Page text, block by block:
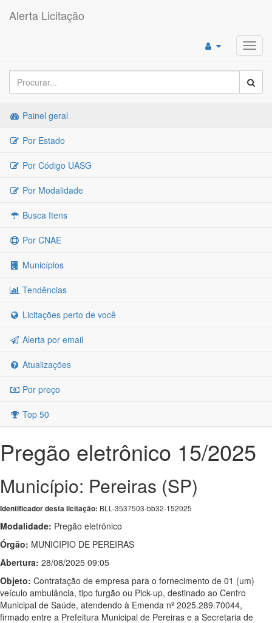
Alerta Licitação
Painel geral
Por Estado
Por Código UASG
Por Modalidade
Busca Itens
Por CNAE
Municípios
Tendências
Licitações perto de você
Alerta por email
Atualizações
Por preço
Top 50
Pregão eletrônico 15/2025
Município: Pereiras (SP)
Identificador desta licitação: BLL-3537503-bb32-152025
Modalidade: Pregão eletrônico
Órgão: MUNICIPIO DE PEREIRAS
Abertura: 28/08/2025 09:05
Objeto: Contratação de empresa para o fornecimento de 01 (um)
veículo ambulância, tipo furgão ou Pick-up, destinado ao Centro
Municipal de Saúde, atendendo à Emenda nº 2025.289.70044,
firmado entre a Prefeitura Municipal de Pereiras e a Secretaria de